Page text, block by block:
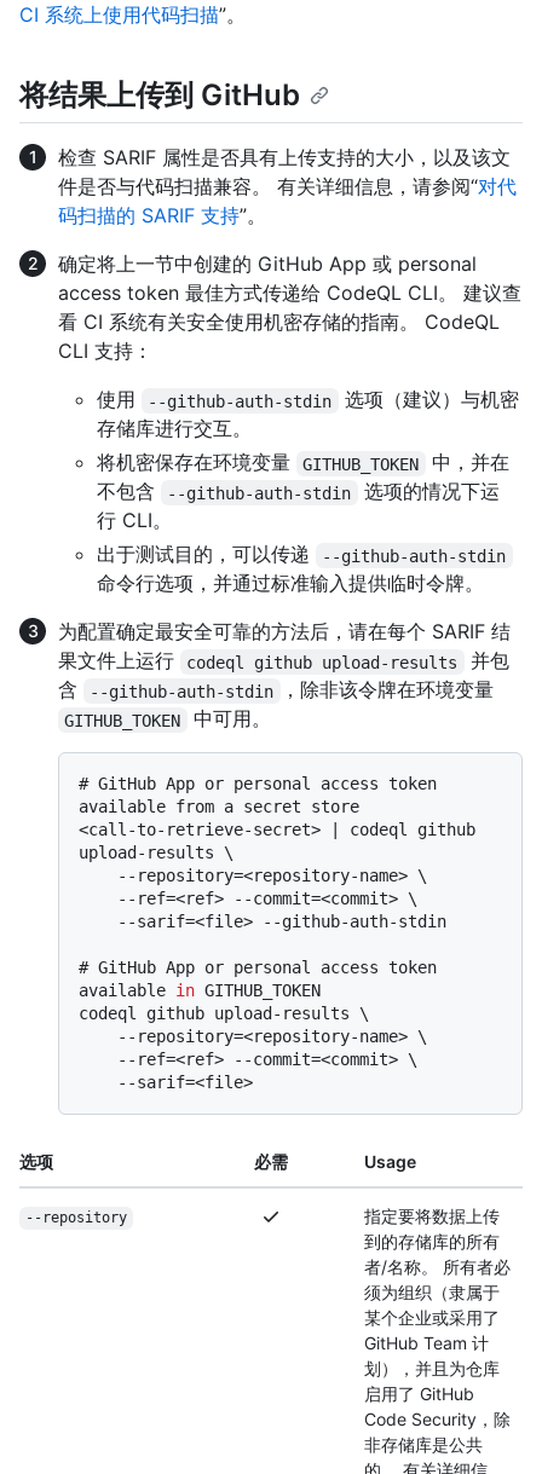
CI 系统上使用代码扫描”。
将结果上传到 GitHub
检查 SARIF 属性是否具有上传支持的大小，以及该文
件是否与代码扫描兼容。 有关详细信息，请参阅“对代
码扫描的 SARIF 支持”。
确定将上一节中创建的 GitHub App 或 personal
access token 最佳方式传递给 CodeQL CLI。 建议查
看 CI 系统有关安全使用机密存储的指南。 CodeQL
CLI 支持：
使用
--github-auth-stdin
选项（建议）与机密
存储库进行交互。
将机密保存在环境变量
GITHUB_TOKEN
中，并在
不包含
--github-auth-stdin
选项的情况下运
行 CLI。
出于测试目的，可以传递
--github-auth-stdin
命令行选项，并通过标准输入提供临时令牌。
为配置确定最安全可靠的方法后，请在每个 SARIF 结
果文件上运行
codeql github upload-results
并包
含
--github-auth-stdin ，除非该令牌在环境变量
GITHUB_TOKEN 中可用。
# GitHub App or personal access token
available from a secret store
<call-to-retrieve-secret> | codeql github
upload-results \
# GitHub App or personal access token
available in GITHUB_TOKEN
codeql github upload-results \
选项 必需 Usage
--repository
指定要将数据上传
到的存储库的所有
者/名称。 所有者必
须为组织（隶属于
某个企业或采用了
GitHub Team 计
划），并且为仓库
启用了 GitHub
Code Security，除
非存储库是公共